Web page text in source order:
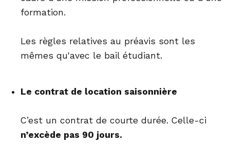
formation.
Les règles relatives au préavis sont les
mêmes qu'avec le bail étudiant.
Le contrat de location saisonnière
C’est un contrat de courte durée. Celle-ci
n’excède pas 90 jours.